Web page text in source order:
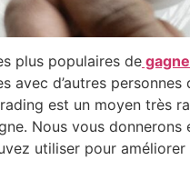
plus populaires de
avec d’autres
est un moyen très
Nous vous
utiliser pour